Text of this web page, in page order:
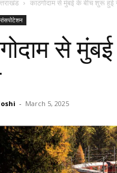
काठगोदाम से मुंबई के बीच शुरू
से
- March 5, 2025